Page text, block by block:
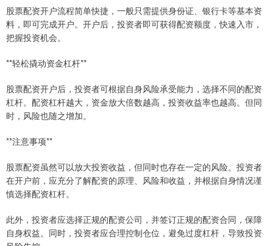
股票配资开户流程简单快捷，一般只需提供身份证、银行卡等基本资
料，即可完成开户。开户后，投资者即可获得配资额度，快速入市，
把握投资机会。
**轻松撬动资金杠杆**
股票配资开户后，投资者可根据自身风险承受能力，选择不同的配资
杠杆。配资杠杆越大，资金放大倍数越高，投资收益率也越高。但同
时，风险也随之增加。
**注意事项**
股票配资虽然可以放大投资收益，但同时也存在一定的风险。投资者
在开户前，应充分了解配资的原理、风险和收益，并根据自身情况谨
慎选择配资杠杆。
此外，投资者应选择正规的配资公司，并签订正规的配资合同，保障
自身权益。同时，投资者应合理控制仓位，避免过度杠杆，导致投资